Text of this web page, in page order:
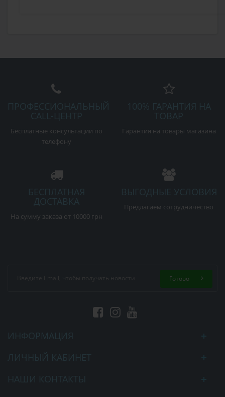
ПРОФЕССИОНАЛЬНЫЙ
CALL-ЦЕНТР
Бесплатные консультации по
телефону
100% ГАРАНТИЯ НА
ТОВАР
Гарантия на товары магазина
БЕСПЛАТНАЯ
ДОСТАВКА
На сумму заказа от 10000 грн
ВЫГОДНЫЕ УСЛОВИЯ
Предлагаем сотрудничество
Готово
ИНФОРМАЦИЯ
ЛИЧНЫЙ КАБИНЕТ
НАШИ КОНТАКТЫ